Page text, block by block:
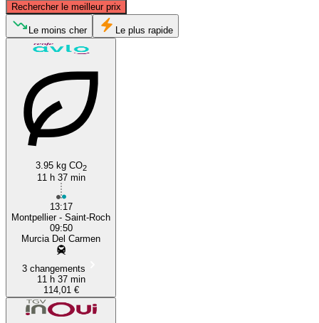
Rechercher le meilleur prix
Le moins cher Le plus rapide
3.95 kg CO2
11 h 37 min
13:17
Montpellier - Saint-Roch
09:50
Murcia Del Carmen
3 changements
11 h 37 min
114,01 €